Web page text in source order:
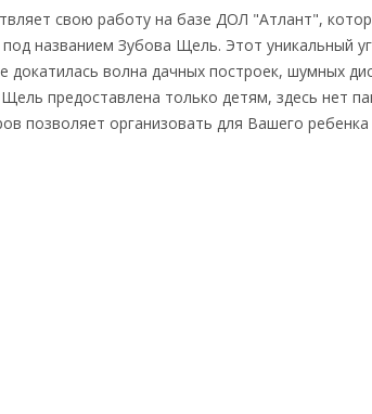
свою работу на базе ДОЛ "Атлант",
названием Зубова Щель. Этот уникальный
волна дачных построек, шумных
предоставлена только детям, здесь нет
позволяет организовать для Вашего